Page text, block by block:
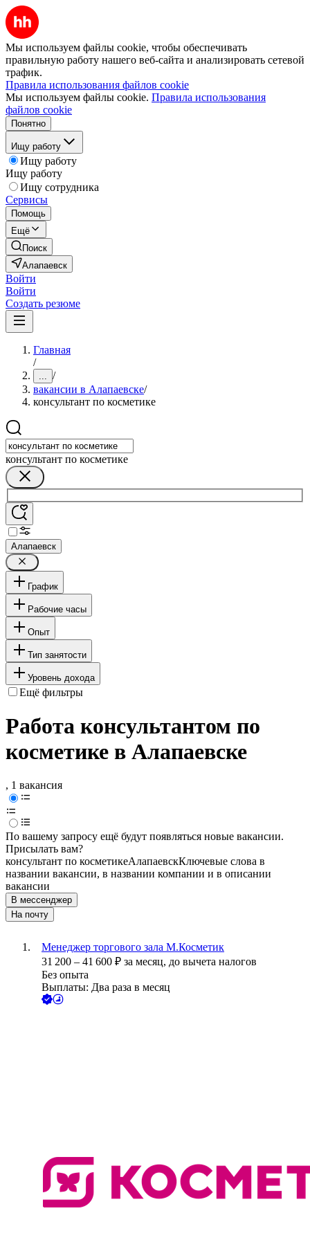
Мы используем файлы cookie, чтобы обеспечивать
правильную работу нашего веб-сайта и анализировать сетевой
трафик.
Правила использования файлов cookie
Мы используем файлы cookie. Правила использования
файлов cookie
Понятно
Ищу работу
Ищу работу
Ищу работу
Ищу сотрудника
Сервисы
Помощь
Ещё
Поиск
Алапаевск
Войти
Войти
Создать резюме
Главная
/
... /
вакансии в Алапаевске/
консультант по косметике
консультант по косметике
Алапаевск
График
Рабочие часы
Опыт
Тип занятости
Уровень дохода
Ещё фильтры
Работа консультантом по
косметике в Алапаевске
, 1 вакансия
По вашему запросу ещё будут появляться новые вакансии.
Присылать вам?
консультант по косметикеАлапаевскКлючевые слова в
названии вакансии, в названии компании и в описании
вакансии
В мессенджер
На почту
Менеджер торгового зала М.Косметик
31 200 – 41 600 ₽ за месяц, до вычета налогов
Без опыта
Выплаты: Два раза в месяц